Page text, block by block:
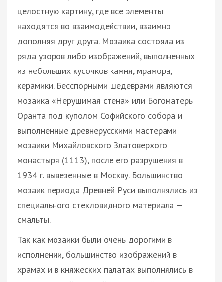
целостную картину, где все элементы
находятся во взаимодействии, взаимно
дополняя друг друга. Мозаика состояла из
ряда узоров либо изображений, выполненных
из небольших кусочков камня, мрамора,
керамики. Бесспорными шедеврами являются
мозаика «Нерушимая стена» или Богоматерь
Оранта под куполом Софийского собора и
выполненные древнерусскими мастерами
мозаики Михайловского Златоверхого
монастыря (1113), после его разрушения в
1934 г. вывезенные в Москву. Большинство
мозаик периода Древней Руси выполнялись из
специального стекловидного материала —
смальты.
Так как мозаики были очень дорогими в
исполнении, большинство изображений в
храмах и в княжеских палатах выполнялись в